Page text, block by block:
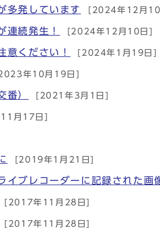
多発しています [2024年12月
連続発生！ [2024年12月10日]
意ください！ [2024年1月19日]
年10月19日]
番） [2021年3月1日]
月17日]
[2019年1月21日]
イブレコーダーに記録された画
[2017年11月28日]
[2017年11月28日]